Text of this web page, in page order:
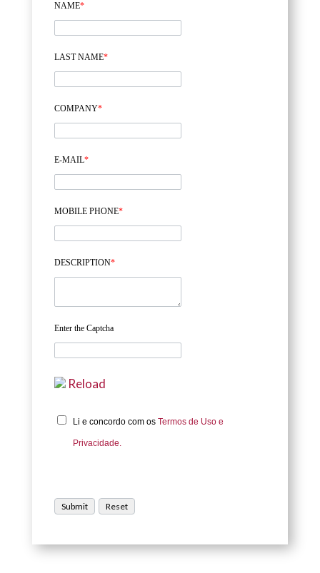
NAME*
LAST NAME*
COMPANY*
E-MAIL*
MOBILE PHONE*
DESCRIPTION*
Enter the Captcha
Reload
Li e concordo com os Termos de Uso e
Privacidade.